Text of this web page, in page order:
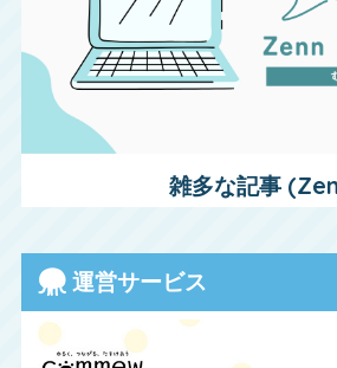
雑多な記事
運営サービス